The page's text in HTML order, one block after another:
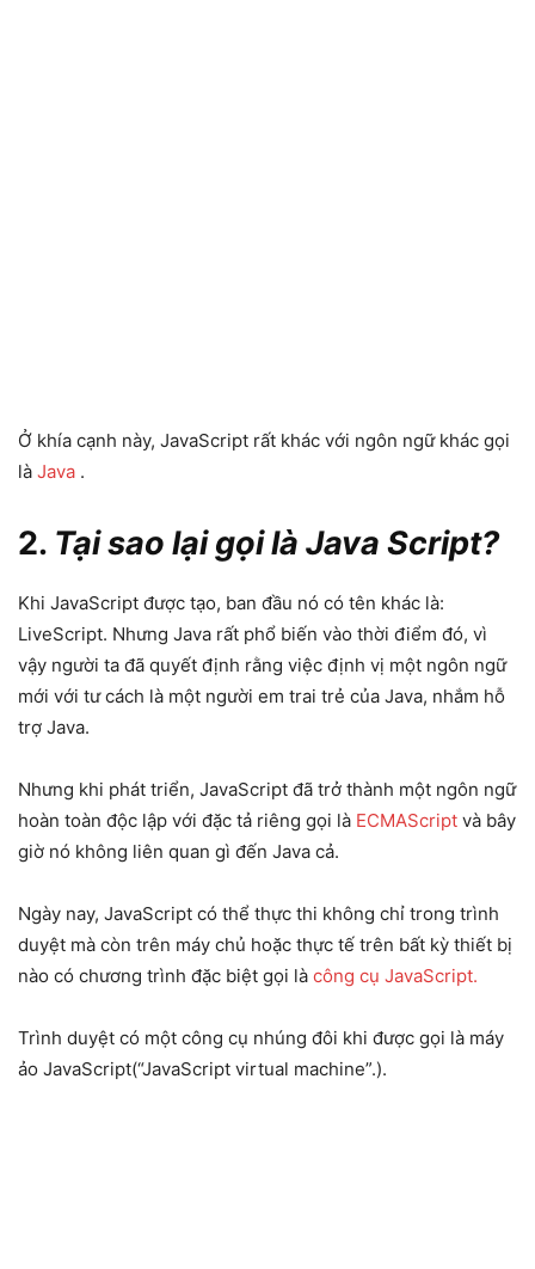
Ở khía cạnh này, JavaScript rất khác với ngôn ngữ khác gọi
là Java .
2. Tại sao lại gọi là Java Script?
Khi JavaScript được tạo, ban đầu nó có tên khác là:
LiveScript. Nhưng Java rất phổ biến vào thời điểm đó, vì
vậy người ta đã quyết định rằng việc định vị một ngôn ngữ
mới với tư cách là một người em trai trẻ của Java, nhắm hỗ
trợ Java.
Nhưng khi phát triển, JavaScript đã trở thành một ngôn ngữ
hoàn toàn độc lập với đặc tả riêng gọi là ECMAScript và bây
giờ nó không liên quan gì đến Java cả.
Ngày nay, JavaScript có thể thực thi không chỉ trong trình
duyệt mà còn trên máy chủ hoặc thực tế trên bất kỳ thiết bị
nào có chương trình đặc biệt gọi là công cụ JavaScript.
Trình duyệt có một công cụ nhúng đôi khi được gọi là máy
ảo JavaScript(“JavaScript virtual machine”.).